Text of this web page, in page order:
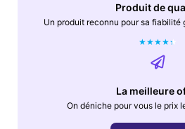
Produit de
Un produit reconnu pour sa fiabilité
★★★★★
La meilleure
On déniche pour vous le prix